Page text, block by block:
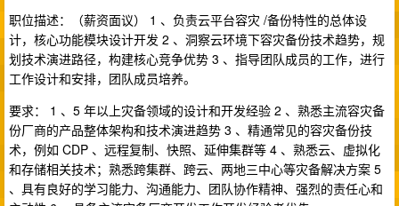
职位描述：（薪资面议） 1 、负责云平台容灾 /备份特性的总体设
计，核心功能模块设计开发 2 、洞察云环境下容灾备份技术趋势，规
划技术演进路径，构建核心竞争优势 3 、指导团队成员的工作，进行
工作设计和安排，团队成员培养。
要求： 1 、5 年以上灾备领域的设计和开发经验 2 、熟悉主流容灾备
份厂商的产品整体架构和技术演进趋势 3 、精通常见的容灾备份技
术，例如 CDP 、远程复制、快照、延伸集群等 4 、熟悉云、虚拟化
和存储相关技术；熟悉跨集群、跨云、两地三中心等灾备解决方案 5
、具有良好的学习能力、沟通能力、团队协作精神、强烈的责任心和